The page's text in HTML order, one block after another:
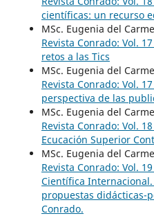
científicas: un recurso
MSc. Eugenia del
Revista Conrado: Vol.
retos a las Tics
MSc. Eugenia del
Revista Conrado: Vol.
perspectiva de las
MSc. Eugenia del
Revista Conrado: Vol.
Ecucación Superior
MSc. Eugenia del
Revista Conrado: Vol.
Científica
propuestas didácticas-
Conrado.